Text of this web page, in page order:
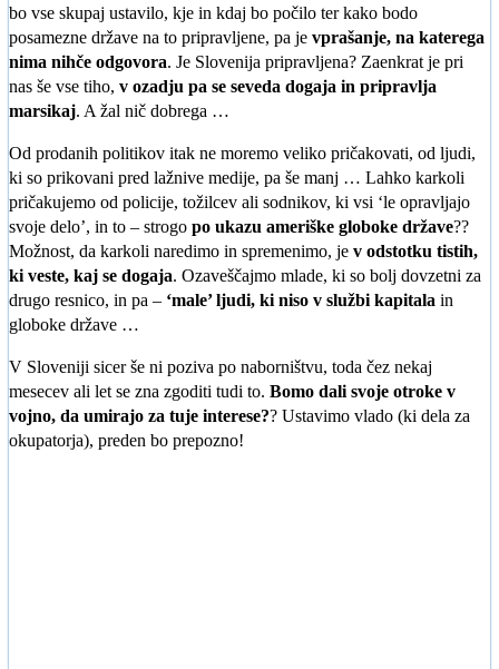
bo vse skupaj ustavilo, kje in kdaj bo počilo ter kako bodo
posamezne države na to pripravljene, pa je vprašanje, na katerega
nima nihče odgovora. Je Slovenija pripravljena? Zaenkrat je pri
nas še vse tiho, v ozadju pa se seveda dogaja in pripravlja
marsikaj. A žal nič dobrega …
Od prodanih politikov itak ne moremo veliko pričakovati, od ljudi,
ki so prikovani pred lažnive medije, pa še manj … Lahko karkoli
pričakujemo od policije, tožilcev ali sodnikov, ki vsi ‘le opravljajo
svoje delo’, in to – strogo po ukazu ameriške globoke države??
Možnost, da karkoli naredimo in spremenimo, je v odstotku tistih,
ki veste, kaj se dogaja. Ozaveščajmo mlade, ki so bolj dovzetni za
drugo resnico, in pa – ‘male’ ljudi, ki niso v službi kapitala in
globoke države …
V Sloveniji sicer še ni poziva po naborništvu, toda čez nekaj
mesecev ali let se zna zgoditi tudi to. Bomo dali svoje otroke v
vojno, da umirajo za tuje interese?? Ustavimo vlado (ki dela za
okupatorja), preden bo prepozno!